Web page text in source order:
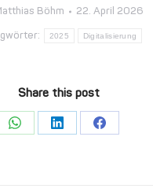
Böhm
22. April 2026
2025 Digitalisierung
Share this post
Share
Share
Share